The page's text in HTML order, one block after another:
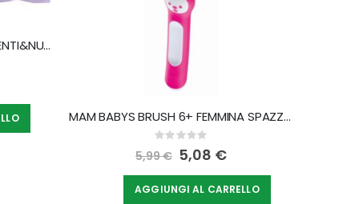
HIPP SALVIETTINE 2 IN 1 DETERGENTI&NUTRIENTI 48 PEZZI
MAM BABYS BRUSH 6+ FEMMINA SPAZZOLINO
Rating:
0%
5,99 € Special
Price
5,08 €
AGGIUNGI AL CARRELLO